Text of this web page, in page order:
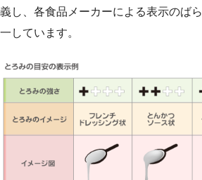
義し、各食品メーカーによる表示のば
一しています。